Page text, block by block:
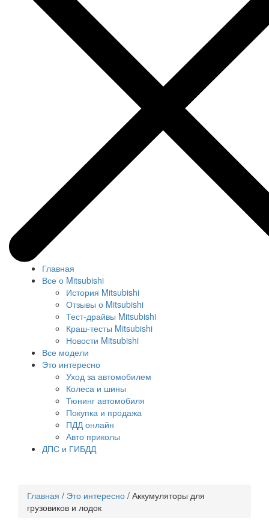
Главная
Все о Mitsubishi
История Mitsubishi
Отзывы о Mitsubishi
Тест-драйвы Mitsubishi
Краш-тесты Mitsubishi
Новости Mitsubishi
Все модели
Это интересно
Уход за автомобилем
Колеса и шины
Тюнинг автомобиля
Покупка и продажа
ПДД онлайн
Авто приколы
ДПС и ГИБДД
Главная / Это интересно / Аккумуляторы для
грузовиков и лодок